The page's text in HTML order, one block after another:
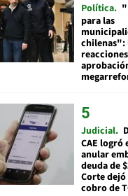
Política
para las
chilenas":
Judicial
CAE logró
anular
deuda de
Corte
cobro de